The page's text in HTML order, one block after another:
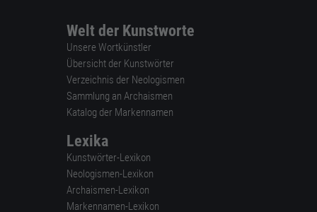
Welt der Kunstworte
Unsere Wortkünstler
Übersicht der Kunstwörter
Verzeichnis der Neologismen
Sammlung an Archaismen
Katalog der Markennamen
Lexika
Kunstwörter-Lexikon
Neologismen-Lexikon
Archaismen-Lexikon
Markennamen-Lexikon